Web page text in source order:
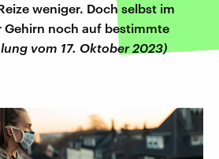
weniger. Doch selbst im
Gehirn noch auf bestimmte
vom 17. Oktober 2023)